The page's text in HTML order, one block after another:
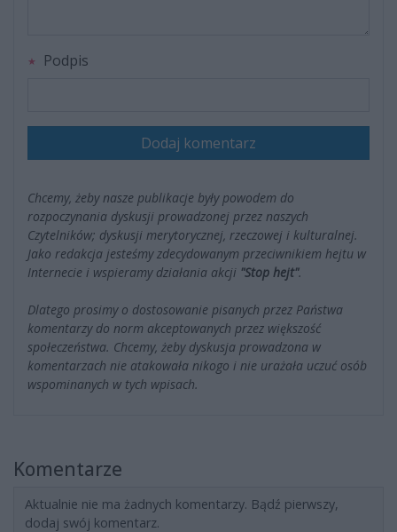
Podpis
Dodaj komentarz
Chcemy, żeby nasze publikacje były powodem do
rozpoczynania dyskusji prowadzonej przez naszych
Czytelników; dyskusji merytorycznej, rzeczowej i kulturalnej.
Jako redakcja jesteśmy zdecydowanym przeciwnikiem hejtu w
Internecie i wspieramy działania akcji "Stop hejt".
Dlatego prosimy o dostosowanie pisanych przez Państwa
komentarzy do norm akceptowanych przez większość
społeczeństwa. Chcemy, żeby dyskusja prowadzona w
komentarzach nie atakowała nikogo i nie urażała uczuć osób
wspominanych w tych wpisach.
Komentarze
Aktualnie nie ma żadnych komentarzy. Bądź pierwszy,
dodaj swój komentarz.